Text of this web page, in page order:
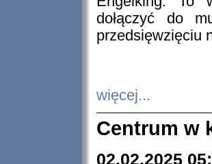
dołączyć do
przedsięwzięciu
więcej...
Centrum w
02.02.2025